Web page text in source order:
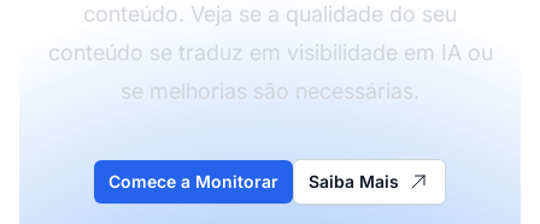
conteúdo. Veja se a qualidade do seu
conteúdo se traduz em visibilidade em IA ou
se melhorias são necessárias.
Comece a Monitorar Saiba Mais